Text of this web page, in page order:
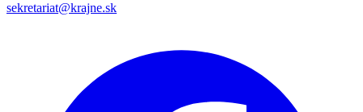
sekretariat@krajne.sk